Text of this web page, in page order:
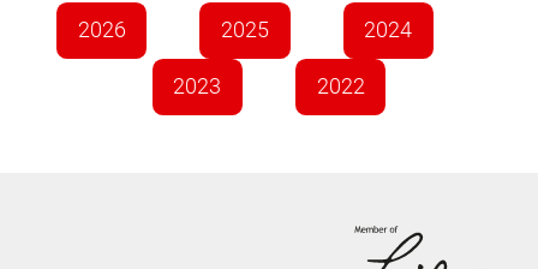
2026 2025 2024
2023 2022